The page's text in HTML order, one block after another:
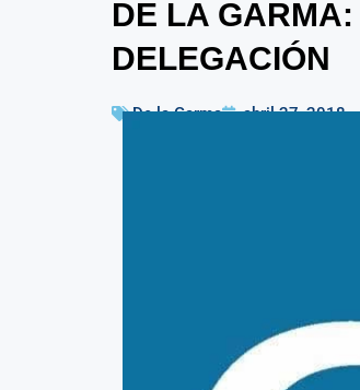
DE LA
DELEGACIÓN
De la Garma abril 27, 2018